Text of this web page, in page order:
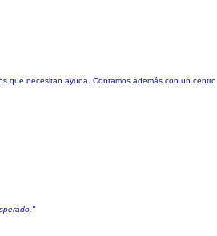
que necesitan ayuda. Contamos además con un centro